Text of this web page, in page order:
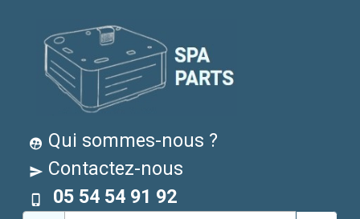
Qui sommes-nous ?
Contactez-nous
05 54 54 91 92